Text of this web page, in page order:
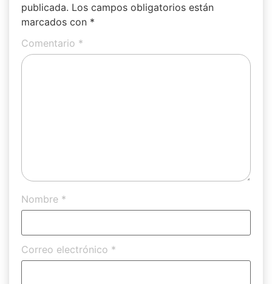
publicada. Los campos obligatorios están
marcados con *
Comentario *
Nombre *
Correo electrónico *